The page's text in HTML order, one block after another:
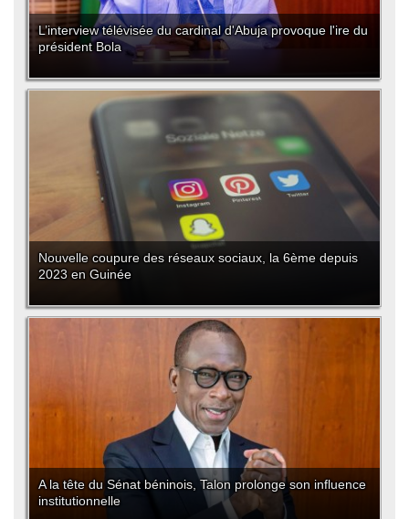
L’interview télévisée du cardinal d'Abuja provoque l'ire du
président Bola
Nouvelle coupure des réseaux sociaux, la 6ème depuis
2023 en Guinée
A la tête du Sénat béninois, Talon prolonge son influence
institutionnelle